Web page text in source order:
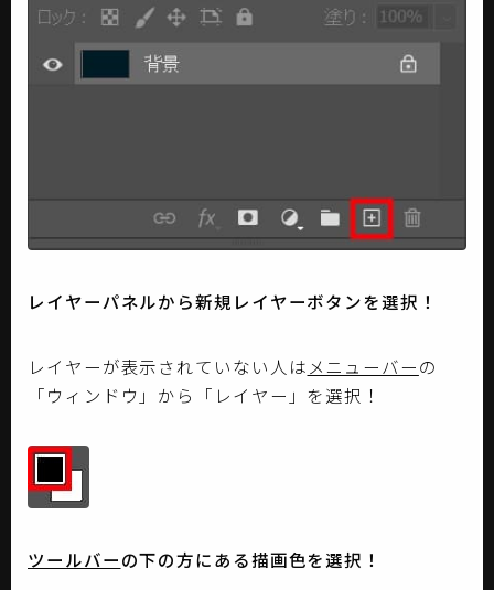
レイヤーパネルから新規レイヤーボタンを選択！
レイヤーが表示されていない人は メニューバーの
「ウィンドウ」から「レイヤー」を選択！
ツールバーの下の方にある描画色を選択！